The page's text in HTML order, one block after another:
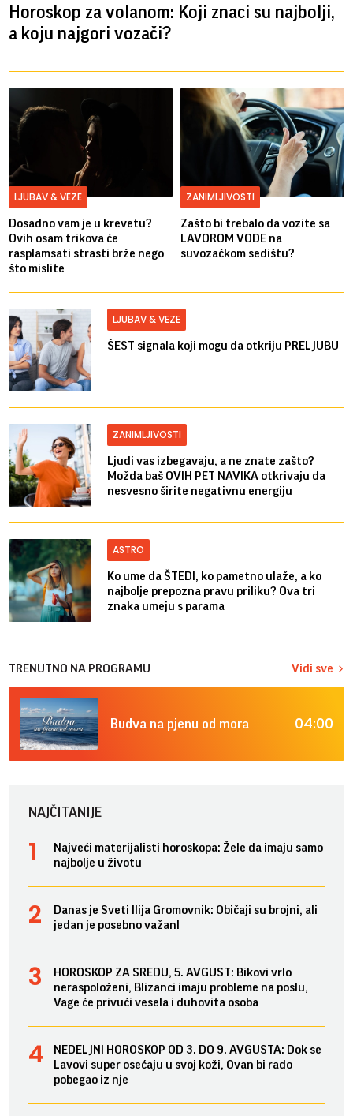
Horoskop za volanom: Koji znaci su najbolji,
a koju najgori vozači?
LJUBAV & VEZE
Dosadno vam je u krevetu?
Ovih osam trikova će
rasplamsati strasti brže nego
što mislite
ZANIMLJIVOSTI
Zašto bi trebalo da vozite sa
LAVOROM VODE na
suvozačkom sedištu?
LJUBAV & VEZE
ŠEST signala koji mogu da otkriju PRELJUBU
ZANIMLJIVOSTI
Ljudi vas izbegavaju, a ne znate zašto?
Možda baš OVIH PET NAVIKA otkrivaju da
nesvesno širite negativnu energiju
ASTRO
Ko ume da ŠTEDI, ko pametno ulaže, a ko
najbolje prepozna pravu priliku? Ova tri
znaka umeju s parama
TRENUTNO NA PROGRAMU Vidi sve
Budva na pjenu od mora 04:00
NAJČITANIJE
Najveći materijalisti horoskopa: Žele da imaju samo
najbolje u životu
Danas je Sveti Ilija Gromovnik: Običaji su brojni, ali
jedan je posebno važan!
HOROSKOP ZA SREDU, 5. AVGUST: Bikovi vrlo
neraspoloženi, Blizanci imaju probleme na poslu,
Vage će privući vesela i duhovita osoba
NEDELJNI HOROSKOP OD 3. DO 9. AVGUSTA: Dok se
Lavovi super osećaju u svoj koži, Ovan bi rado
pobegao iz nje